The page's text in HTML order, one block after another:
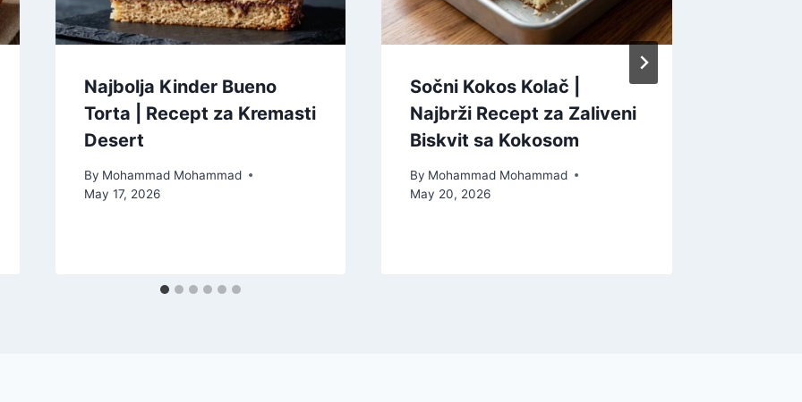
Najbolja Kinder Bueno
Torta | Recept za Kremasti
Desert
By Mohammad Mohammad
May 17, 2026
Sočni Kokos Kolač |
Najbrži Recept za Zaliveni
Biskvit sa Kokosom
By Mohammad Mohammad
May 20, 2026